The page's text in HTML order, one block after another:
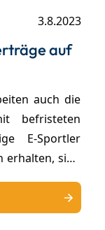
3.8.2023
auf
auch die
befristeten
E-Sportler
sind
zulässig?